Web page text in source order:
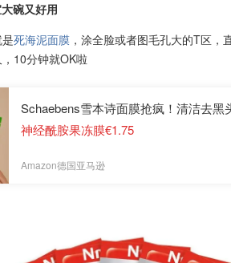
碗又好用
死海泥面膜 ，涂全脸或者图毛孔大的T区，
10分钟就OK啦
Schaebens雪本诗面膜抢疯！清洁去黑
神经酰胺果冻膜€1.75
Amazon德国亚马逊